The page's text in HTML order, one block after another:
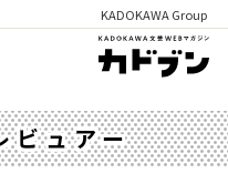
KADOKAWA Group
ビュアー